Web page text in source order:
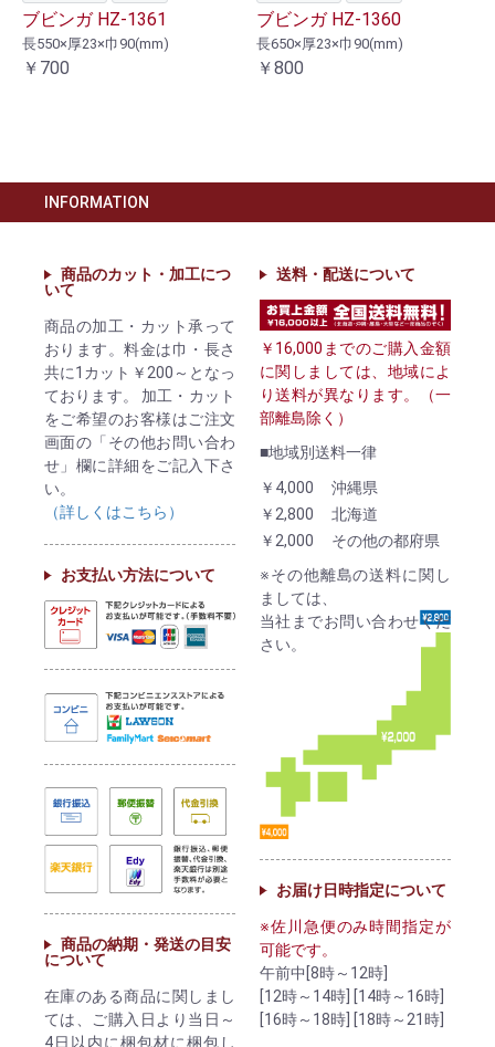
ブビンガ HZ-1361
長550×厚23×巾90(mm)
￥700
ブビンガ HZ-1360
長650×厚23×巾90(mm)
￥800
INFORMATION
商品のカット・加工につ
いて
商品の加工・カット承って
おります。料金は巾・長さ
共に1カット￥200～となっ
ております。 加工・カット
をご希望のお客様はご注文
画面の「その他お問い合わ
せ」欄に詳細をご記入下さ
い。
（詳しくはこちら）
お支払い方法について
商品の納期・発送の目安
について
在庫のある商品に関しまし
ては、ご購入日より当日～
4日以内に梱包材に梱包し
送料・配送について
￥16,000までのご購入金額
に関しましては、地域によ
り送料が異なります。（一
部離島除く）
■地域別送料一律
￥4,000
沖縄県
￥2,800
北海道
￥2,000
その他の都府県
※その他離島の送料に関し
ましては、
当社までお問い合わせくだ
さい。
お届け日時指定について
※佐川急便のみ時間指定が
可能です。
午前中[8時～12時]
[12時～14時] [14時～16時]
[16時～18時] [18時～21時]